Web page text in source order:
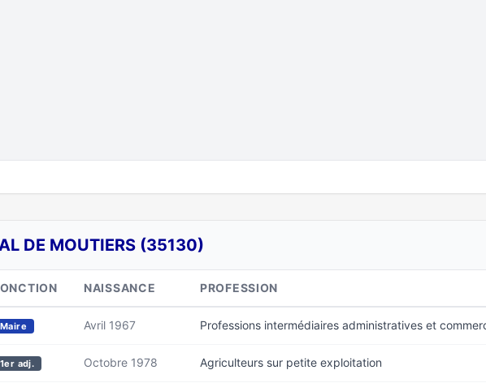
DE MOUTIERS (35130)
NAISSANCE PROFESSION
Maire Avril 1967 Professions intermédiaires administratives et
1er adj. Octobre 1978 Agriculteurs sur petite exploitation